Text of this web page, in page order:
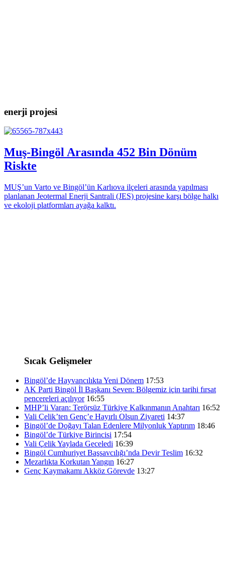
enerji projesi
Muş-Bingöl Arasında 452 Bin Dönüm
Riskte
MUŞ’un Varto ve Bingöl’ün Karlıova ilçeleri arasında yapılması
planlanan Jeotermal Enerji Santrali (JES) projesine karşı bölge halkı
ve ekoloji platformları ayağa kalktı.
Sıcak Gelişmeler
Bingöl’de Hayvancılıkta Yeni Dönem 17:53
AK Parti Bingöl İl Başkanı Seven: Bölgemiz için tarihi fırsat
pencereleri açılıyor 16:55
MHP’li Varan: Terörsüz Türkiye Kalkınmanın Anahtarı 16:52
Vali Çelik’ten Genç’e Hayırlı Olsun Ziyareti 14:37
Bingöl’de Doğayı Talan Edenlere Milyonluk Yaptırım 18:46
Bingöl’de Türkiye Birincisi 17:54
Vali Çelik Yaylada Geceledi 16:39
Bingöl Cumhuriyet Başsavcılığı’nda Devir Teslim 16:32
Mezarlıkta Korkutan Yangın 16:27
Genç Kaymakamı Akköz Görevde 13:27